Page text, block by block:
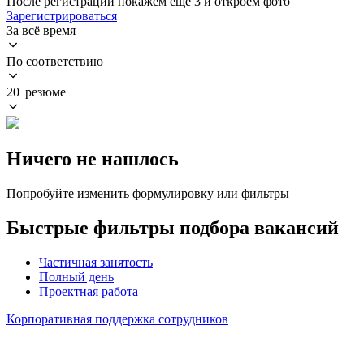
Зарегистрироваться
За всё время
По соответствию
20 резюме
Ничего не нашлось
Попробуйте изменить формулировку или фильтры
Быстрые фильтры подбора вакансий
Частичная занятость
Полный день
Проектная работа
Корпоративная поддержка сотрудников